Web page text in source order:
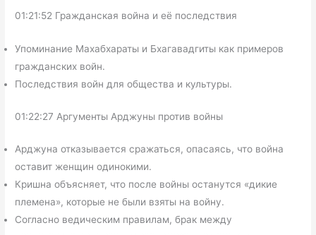
01:21:52 Гражданская война и её последствия
Упоминание Махабхараты и Бхагавадгиты как примеров
гражданских войн.
Последствия войн для общества и культуры.
01:22:27 Аргументы Арджуны против войны
Арджуна отказывается сражаться, опасаясь, что война
оставит женщин одинокими.
Кришна объясняет, что после войны останутся «дикие
племена», которые не были взяты на войну.
Согласно ведическим правилам, брак между